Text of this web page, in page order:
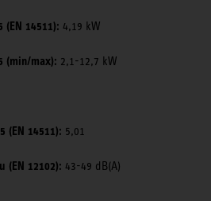
14511): 4,19 kW
(min/max): 2,1-12,7 kW
(EN 14511): 5,01
(EN 12102): 43-49 dB(A)